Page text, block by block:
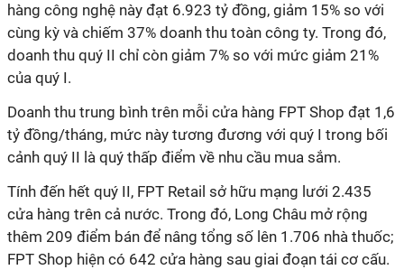
hàng công nghệ này đạt 6.923 tỷ đồng, giảm 15% so với
cùng kỳ và chiếm 37% doanh thu toàn công ty. Trong đó,
doanh thu quý II chỉ còn giảm 7% so với mức giảm 21%
của quý I.
Doanh thu trung bình trên mỗi cửa hàng FPT Shop đạt 1,6
tỷ đồng/tháng, mức này tương đương với quý I trong bối
cảnh quý II là quý thấp điểm về nhu cầu mua sắm.
Tính đến hết quý II, FPT Retail sở hữu mạng lưới 2.435
cửa hàng trên cả nước. Trong đó, Long Châu mở rộng
thêm 209 điểm bán để nâng tổng số lên 1.706 nhà thuốc;
FPT Shop hiện có 642 cửa hàng sau giai đoạn tái cơ cấu.